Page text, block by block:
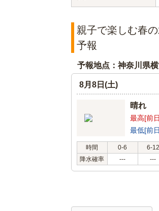
親子で楽しむ春
予報
予報地点：神奈川県
8月8日(土)
晴れ
最高[前
最低[前
時間 0-6 6-12
降水確率
--- ---